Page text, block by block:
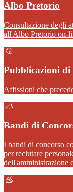
Albo Pretorio
Consultazione degli
all'Albo Pretorio on-
Pubblicazioni
Affissioni che
Bandi di
I bandi di concorso
per reclutare
dell'amministrazione